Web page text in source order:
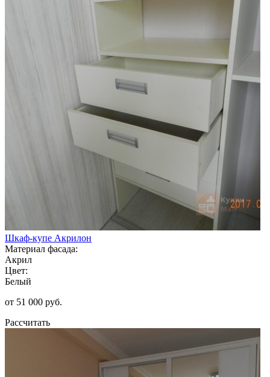
Шкаф-купе Акрилон
Материал фасада:
Акрил
Цвет:
Белый
от 51 000 руб.
Рассчитать